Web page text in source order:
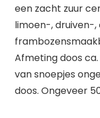
een zacht zuur
limoen-, druiven-
Afmeting doos
van snoepjes
doos. Ongeveer